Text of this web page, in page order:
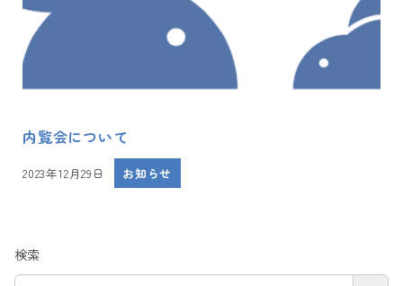
内覧会について
投稿日
2023年12月29日 お知らせ
検索